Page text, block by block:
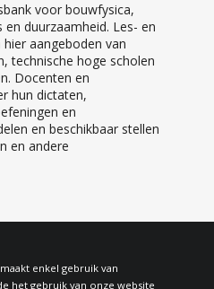
voor bouwfysica,
duurzaamheid. Les- en
aangeboden van
technische hoge scholen
Docenten en
hun dictaten,
en
en beschikbaar stellen
en andere
enkel gebruik van
het gebruik van onze website